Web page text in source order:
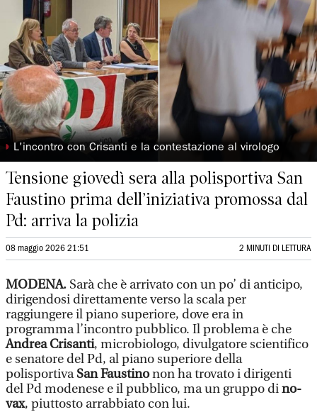
◗ L'incontro con Crisanti e la contestazione al virologo
Tensione giovedì sera alla polisportiva San
Faustino prima dell’iniziativa promossa dal
Pd: arriva la polizia
08 maggio 2026 21:51 2 MINUTI DI LETTURA
MODENA. Sarà che è arrivato con un po’ di anticipo,
dirigendosi direttamente verso la scala per
raggiungere il piano superiore, dove era in
programma l’incontro pubblico. Il problema è che
Andrea Crisanti, microbiologo, divulgatore scientifico
e senatore del Pd, al piano superiore della
polisportivaSan Faustinonon ha trovato i dirigenti
del Pd modenese e il pubblico, ma un gruppo dino-
vax, piuttosto arrabbiato con lui.